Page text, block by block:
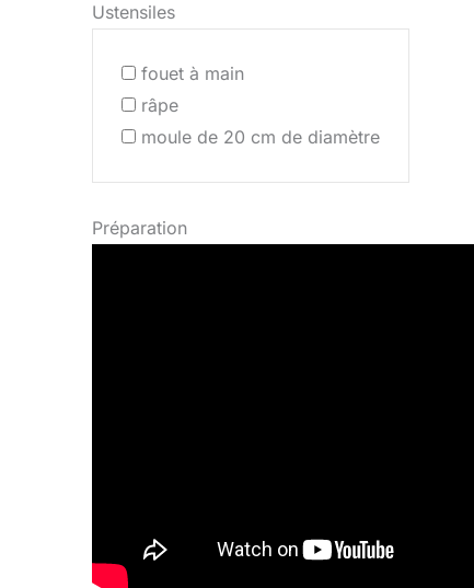
Ustensiles
fouet à main
râpe
moule de 20 cm de diamètre
Préparation